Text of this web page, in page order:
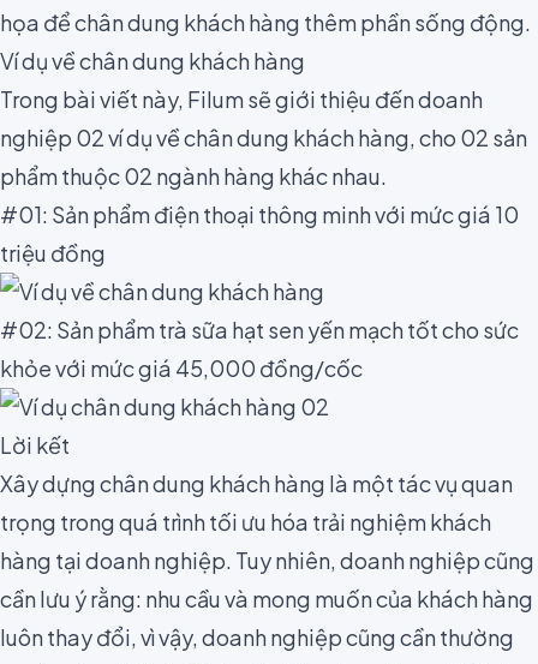
họa để chân dung khách hàng thêm phần sống động.
Ví dụ về chân dung khách hàng
Trong bài viết này, Filum sẽ giới thiệu đến doanh
nghiệp 02 ví dụ về chân dung khách hàng, cho 02 sản
phẩm thuộc 02 ngành hàng khác nhau.
#01: Sản phẩm điện thoại thông minh với mức giá 10
triệu đồng
#02: Sản phẩm trà sữa hạt sen yến mạch tốt cho sức
khỏe với mức giá 45,000 đồng/cốc
Lời kết
Xây dựng chân dung khách hàng là một tác vụ quan
trọng trong quá trình tối ưu hóa trải nghiệm khách
hàng tại doanh nghiệp. Tuy nhiên, doanh nghiệp cũng
cần lưu ý rằng: nhu cầu và mong muốn của khách hàng
luôn thay đổi, vì vậy, doanh nghiệp cũng cần thường